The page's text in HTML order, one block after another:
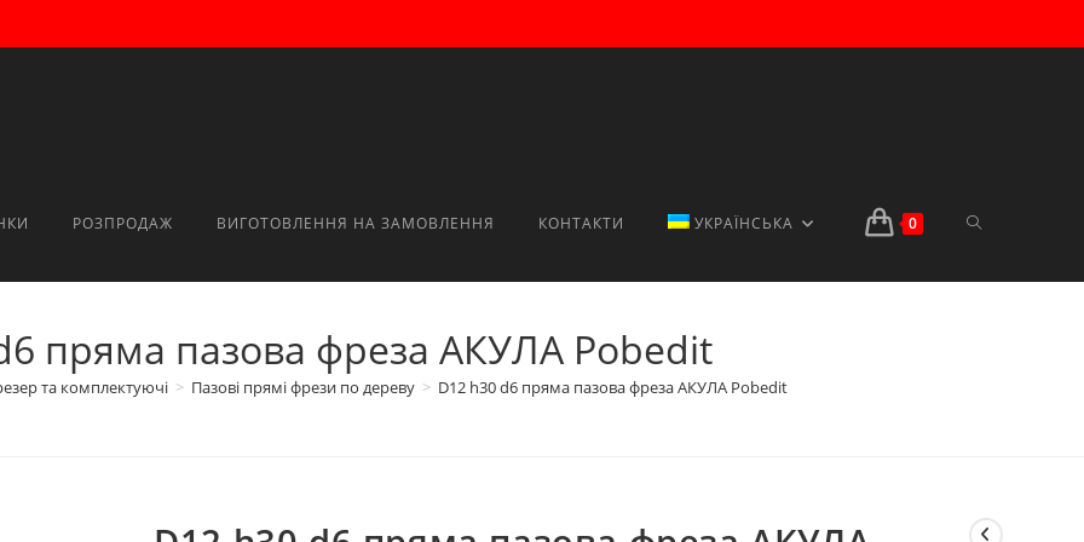
РОЗПРОДАЖ ВИГОТОВЛЕННЯ НА ЗАМОВЛЕННЯ КОНТАКТИ УКРАЇНСЬКА 0 ПЕРЕМКНУТИ
пряма пазова фреза AКУЛА Pobedit
та комплектуючі > Пазові прямі фрези по дереву > D12 h30 d6 пряма пазова фреза AКУЛА Pobedit